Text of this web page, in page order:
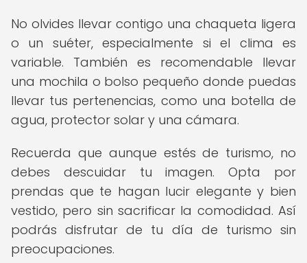
No olvides llevar contigo una chaqueta ligera
o un suéter, especialmente si el clima es
variable. También es recomendable llevar
una mochila o bolso pequeño donde puedas
llevar tus pertenencias, como una botella de
agua, protector solar y una cámara.
Recuerda que aunque estés de turismo, no
debes descuidar tu imagen. Opta por
prendas que te hagan lucir elegante y bien
vestido, pero sin sacrificar la comodidad. Así
podrás disfrutar de tu día de turismo sin
preocupaciones.